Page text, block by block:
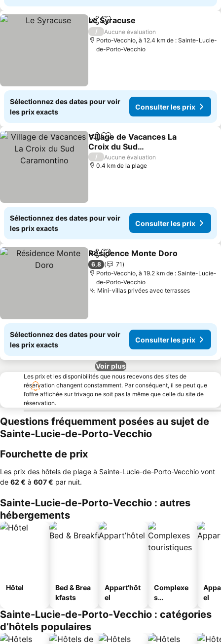
PartagerAjouter à mes favoris
Le Syracuse
/
Aucune évaluation
Porto-Vecchio, à 12.4 km de : Sainte-Lucie-
de-Porto-Vecchio
Sélectionnez des dates pour voir
les prix exacts
Consulter les prix
PartagerAjouter à mes favoris
Village de Vacances La
Croix du Sud
Caramontino
/
Aucune évaluation
0.4 km de la plage
Sélectionnez des dates pour voir
les prix exacts
Consulter les prix
PartagerAjouter à mes favoris
Résidence Monte Doro
6,8
71
Porto-Vecchio, à 19.2 km de : Sainte-Lucie-
de-Porto-Vecchio
Mini-villas privées avec terrasses
Sélectionnez des dates pour voir
les prix exacts
Consulter les prix
Voir plus
Les prix et les disponibilités que nous recevons des sites de
réservation changent constamment. Par conséquent, il se peut que
l’offre affichée sur trivago ne soit pas la même que celle du site de
réservation.
Questions fréquemment posées au sujet de
Sainte-Lucie-de-Porto-Vecchio
Fourchette de prix
Les prix des hôtels de plage à Sainte-Lucie-de-Porto-Vecchio vont
de ‎62 € à ‎607 € par nuit.
Sainte-Lucie-de-Porto-Vecchio : autres
hébergements
Hôtel
Bed & Brea
kfasts
Appart’hôt
el
Complexe
s
s
el
Sainte-Lucie-de-Porto-Vecchio : catégories
d’hôtels populaires